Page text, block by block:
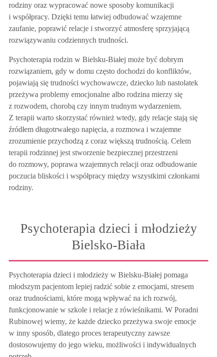
rodziny oraz wypracować nowe sposoby komunikacji
i współpracy. Dzięki temu łatwiej odbudować wzajemne
zaufanie, poprawić relacje i stworzyć atmosferę sprzyjającą
rozwiązywaniu codziennych trudności.
Psychoterapia rodzin w Bielsku-Białej może być dobrym
rozwiązaniem, gdy w domu często dochodzi do konfliktów,
pojawiają się trudności wychowawcze, dziecko lub nastolatek
przeżywa problemy emocjonalne albo rodzina mierzy się
z rozwodem, chorobą czy innym trudnym wydarzeniem.
Z terapii warto skorzystać również wtedy, gdy relacje stają się
źródłem długotrwałego napięcia, a rozmowa i wzajemne
zrozumienie przychodzą z coraz większą trudnością. Celem
terapii rodzinnej jest stworzenie bezpiecznej przestrzeni
do rozmowy, poprawa wzajemnych relacji oraz odbudowanie
poczucia bliskości i współpracy między wszystkimi członkami
rodziny.
Psychoterapia dzieci i młodzieży
Bielsko-Biała
Psychoterapia dzieci i młodzieży w Bielsku-Białej pomaga
młodszym pacjentom lepiej radzić sobie z emocjami, stresem
oraz trudnościami, które mogą wpływać na ich rozwój,
funkcjonowanie w szkole i relacje z rówieśnikami. W Poradni
Rubinowej wiemy, że każde dziecko przeżywa swoje emocje
w inny sposób, dlatego proces terapeutyczny zawsze
dostosowujemy do jego wieku, możliwości i indywidualnych